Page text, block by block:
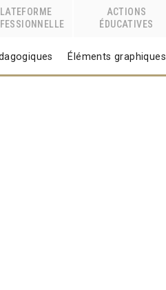
ACTIONS
ÉDUCATIVES
Éléments graphiques